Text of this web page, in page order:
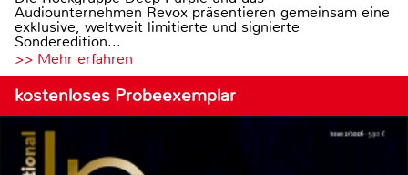
Audiounternehmen Revox präsentieren gemeinsam eine
exklusive, weltweit limitierte und signierte
Sonderedition...
>> Mehr erfahren
kostenloses Probeexemplar